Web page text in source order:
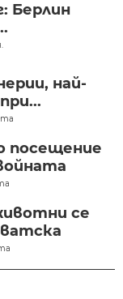
Берлин
най-
посещение
се